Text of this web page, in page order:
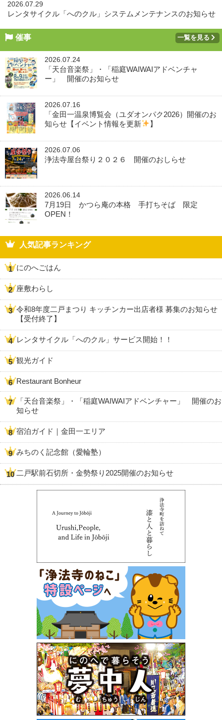
2026.07.29
レンタサイクル「へのクル」システムメンテナンスのお知らせ
催事 一覧を見る
2026.07.24
「天台音楽祭」・「稲庭WAIWAIアドベンチャ
ー」 開催のお知らせ
2026.07.16
「金田一温泉博覧会（ユダオンパク2026）開催のお
知らせ【イベント情報を更新
】
2026.07.06
浄法寺屋台祭り２０２６ 開催のおしらせ
2026.06.14
7月19日 かつら庵の本格 手打ちそば 限定
OPEN！
人気記事ランキング
にのへごはん
座敷わらし
令和8年度二戸まつり キッチンカー出店者様 募集のお知らせ
【受付終了】
レンタサイクル「へのクル」サービス開始！！
観光ガイド
Restaurant Bonheur
「天台音楽祭」・「稲庭WAIWAIアドベンチャー」 開催のお
知らせ
宿泊ガイド｜金田一エリア
みちのく記念館（愛輪塾）
二戸駅前石切所・金勢祭り2025開催のお知らせ